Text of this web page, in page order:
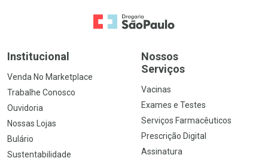
Ir para a Home
Institucional
Venda No Marketplace
Trabalhe Conosco
Ouvidoria
Nossas Lojas
Bulário
Sustentabilidade
Nossos
Serviços
Vacinas
Exames e Testes
Serviços Farmacêuticos
Prescrição Digital
Assinatura